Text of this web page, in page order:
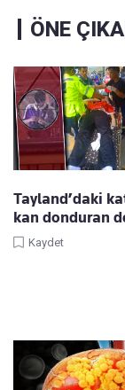
ÖNE
Tayland’daki
kan donduran
Kaydet